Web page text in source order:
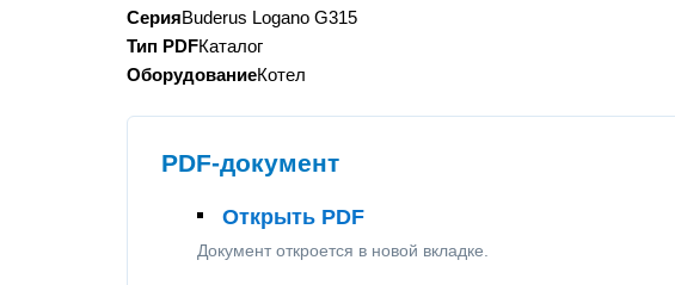
СерияBuderus Logano G315
Тип PDFКаталог
ОборудованиеКотел
PDF-документ
Открыть PDF
Документ откроется в новой вкладке.